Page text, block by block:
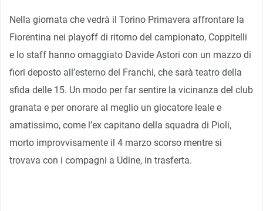
Nella giornata che vedrà il Torino Primavera affrontare la
Fiorentina nei playoff di ritorno del campionato, Coppitelli
e lo staff hanno omaggiato Davide Astori con un mazzo di
fiori deposto all’esterno del Franchi, che sarà teatro della
sfida delle 15. Un modo per far sentire la vicinanza del club
granata e per onorare al meglio un giocatore leale e
amatissimo, come l’ex capitano della squadra di Pioli,
morto improvvisamente il 4 marzo scorso mentre si
trovava con i compagni a Udine, in trasferta.